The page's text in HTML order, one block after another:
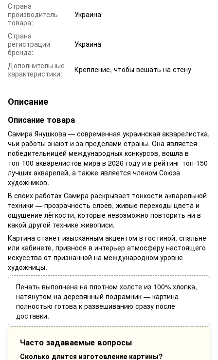
Страна-
производитель
товара:
Украина
Страна
регистрации
бренда:
Украина
Дополнительные
характеристики:
Крепление, чтобы вешать на стену
Описание
Описание товара
Самира Янушкова — современная украинская акварелистка,
чьи работы знают и за пределами страны. Она является
победительницей международных конкурсов, вошла в
топ-100 акварелистов мира в 2026 году и в рейтинг топ-150
лучших акварелей, а также является членом Союза
художников.
В своих работах Самира раскрывает тонкости акварельной
техники — прозрачность слоёв, живые переходы цвета и
ощущение лёгкости, которые невозможно повторить ни в
какой другой технике живописи.
Картина станет изысканным акцентом в гостиной, спальне
или кабинете, привнося в интерьер атмосферу настоящего
искусства от признанной на международном уровне
художницы.
Печать выполнена на плотном холсте из 100% хлопка,
натянутом на деревянный подрамник — картина
полностью готова к развешиванию сразу после
доставки.
Часто задаваемые вопросы
Сколько длится изготовление картины?